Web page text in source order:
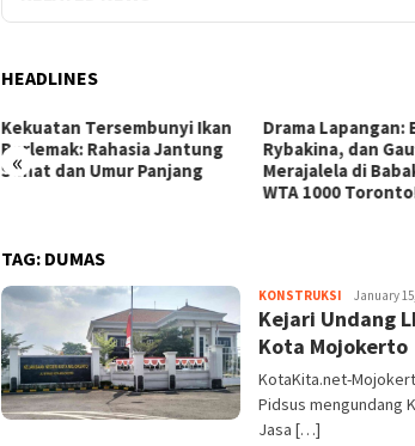
HEADLINES
«
Drama Lapangan: Eala,
Rybakina, dan Gauff
Merajalela di Babak 16 Besar
Strategi Jitu
Lelang Mobil
Kerugian, Raih
Maksimal!
TAG: DUMAS
KONSTRUKSI Redaksi
January
Kejari Undang
Kota Mojokerto
KotaKita.net-
Pidsus mengundang
Jasa […]